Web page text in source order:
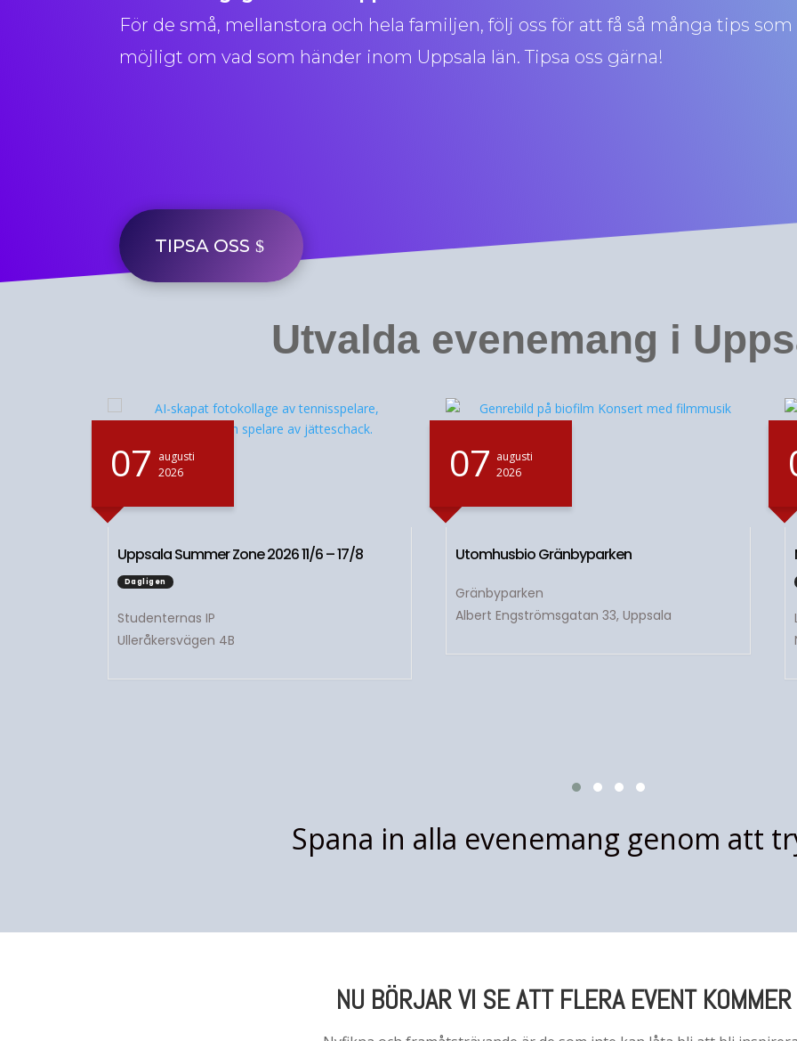
För de små, mellanstora och hela familjen, följ oss för att få så många tips som
möjligt om vad som händer inom Uppsala län. Tipsa oss gärna!
TIPSA OSS
Utvalda evenemang i
07 augusti
2026
Uppsala Summer Zone 2026 11/6 – 17/8
Dagligen
Studenternas IP
Ulleråkersvägen 4B
07 augusti
2026
Utomhusbio Gränbyparken
Gränbyparken
Albert Engströmsgatan 33, Uppsala
Spana in alla evenemang genom att
NU BÖRJAR VI SE ATT FLERA EVENT KOMMER